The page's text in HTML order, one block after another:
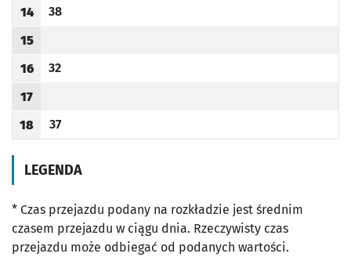
Godzina odjazdu
14
Odjazd
38
minut po godzinie 14
Godzina odjazdu
15
Godzina odjazdu
16
Odjazd
32
minut po godzinie 16
Godzina odjazdu
17
Godzina odjazdu
18
Odjazd
37
minut po godzinie 18
LEGENDA
* Czas przejazdu podany na rozkładzie jest średnim
czasem przejazdu w ciągu dnia. Rzeczywisty czas
przejazdu może odbiegać od podanych wartości.